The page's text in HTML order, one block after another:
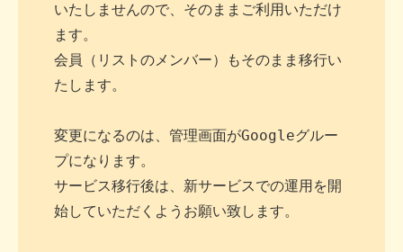
いたしませんので、そのままご利用いただけ
ます。
会員（リストのメンバー）もそのまま移行い
たします。
変更になるのは、管理画面がGoogleグルー
プになります。
サービス移行後は、新サービスでの運用を開
始していただくようお願い致します。